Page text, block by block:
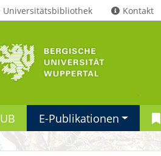
Universitätsbibliothek Kontakt
UB E-Publikationen